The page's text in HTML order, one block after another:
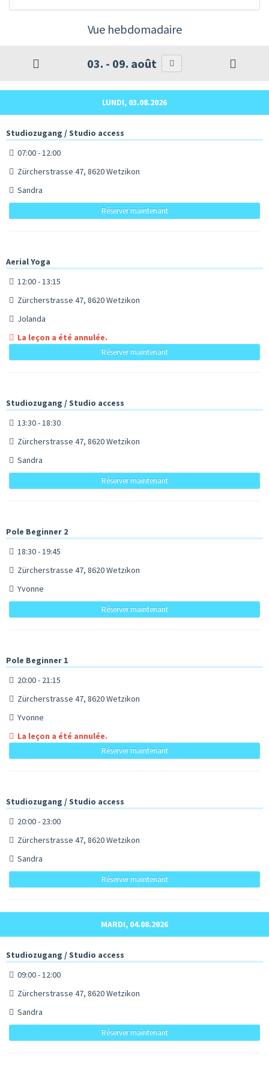
Vue hebdomadaire
03. - 09. août
LUNDI, 03.08.2026
Studiozugang / Studio access
07:00 - 12:00
Zürcherstrasse 47, 8620 Wetzikon
Sandra
Réserver maintenant
Aerial Yoga
12:00 - 13:15
Zürcherstrasse 47, 8620 Wetzikon
Jolanda
La leçon a été annulée.
Réserver maintenant
Studiozugang / Studio access
13:30 - 18:30
Zürcherstrasse 47, 8620 Wetzikon
Sandra
Réserver maintenant
Pole Beginner 2
18:30 - 19:45
Zürcherstrasse 47, 8620 Wetzikon
Yvonne
Réserver maintenant
Pole Beginner 1
20:00 - 21:15
Zürcherstrasse 47, 8620 Wetzikon
Yvonne
La leçon a été annulée.
Réserver maintenant
Studiozugang / Studio access
20:00 - 23:00
Zürcherstrasse 47, 8620 Wetzikon
Sandra
Réserver maintenant
MARDI, 04.08.2026
Studiozugang / Studio access
09:00 - 12:00
Zürcherstrasse 47, 8620 Wetzikon
Sandra
Réserver maintenant